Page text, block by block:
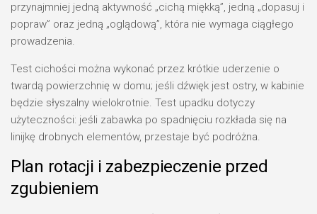
przynajmniej jedną aktywność „cichą miękką”, jedną „dopasuj i
popraw” oraz jedną „oglądową”, która nie wymaga ciągłego
prowadzenia.
Test cichości można wykonać przez krótkie uderzenie o
twardą powierzchnię w domu; jeśli dźwięk jest ostry, w kabinie
będzie słyszalny wielokrotnie. Test upadku dotyczy
użyteczności: jeśli zabawka po spadnięciu rozkłada się na
linijkę drobnych elementów, przestaje być podróżna.
Plan rotacji i zabezpieczenie przed
zgubieniem